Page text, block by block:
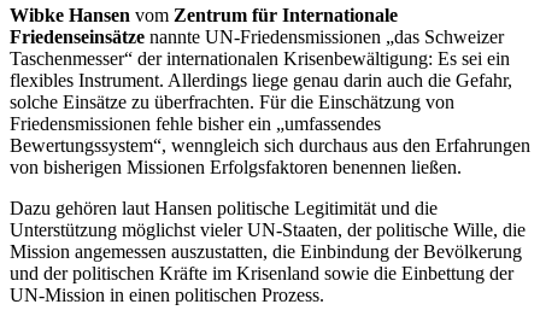
Wibke Hansen vom Zentrum für Internationale
Friedenseinsätze nannte UN-Friedensmissionen „das Schweizer
Taschenmesser“ der internationalen Krisenbewältigung: Es sei ein
flexibles Instrument. Allerdings liege genau darin auch die Gefahr,
solche Einsätze zu überfrachten. Für die Einschätzung von
Friedensmissionen fehle bisher ein „umfassendes
Bewertungssystem“, wenngleich sich durchaus aus den Erfahrungen
von bisherigen Missionen Erfolgsfaktoren benennen ließen.
Dazu gehören laut Hansen politische Legitimität und die
Unterstützung möglichst vieler UN-Staaten, der politische Wille, die
Mission angemessen auszustatten, die Einbindung der Bevölkerung
und der politischen Kräfte im Krisenland sowie die Einbettung der
UN-Mission in einen politischen Prozess.